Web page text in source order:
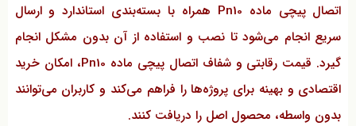
اتصال پیچی ماده Pn10 همراه با بسته‌بندی استاندارد و ارسال
سریع انجام می‌شود تا نصب و استفاده از آن بدون مشکل انجام
گیرد. قیمت رقابتی و شفاف اتصال پیچی ماده Pn10، امکان خرید
اقتصادی و بهینه برای پروژه‌ها را فراهم می‌کند و کاربران می‌توانند
بدون واسطه، محصول اصل را دریافت کنند.